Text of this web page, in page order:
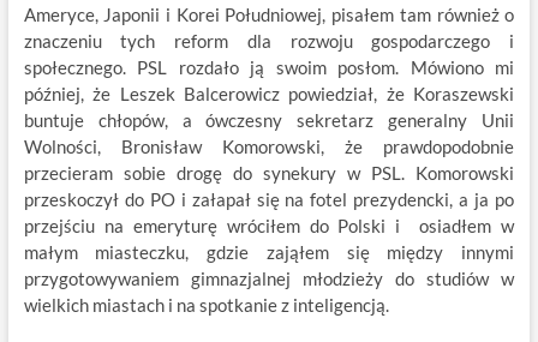
Ameryce, Japonii i Korei Południowej, pisałem tam również o
znaczeniu tych reform dla rozwoju gospodarczego i
społecznego. PSL rozdało ją swoim posłom. Mówiono mi
później, że Leszek Balcerowicz powiedział, że Koraszewski
buntuje chłopów, a ówczesny sekretarz generalny Unii
Wolności, Bronisław Komorowski, że prawdopodobnie
przecieram sobie drogę do synekury w PSL. Komorowski
przeskoczył do PO i załapał się na fotel prezydencki, a ja po
przejściu na emeryturę wróciłem do Polski i osiadłem w
małym miasteczku, gdzie zająłem się między innymi
przygotowywaniem gimnazjalnej młodzieży do studiów w
wielkich miastach i na spotkanie z inteligencją.